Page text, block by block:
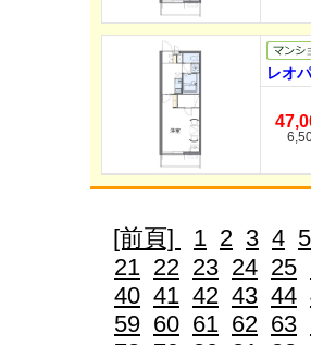
レオ
[前頁] 1 2 3 4 5
21 22 23 24 25
40 41 42 43 44
59 60 61 62 63